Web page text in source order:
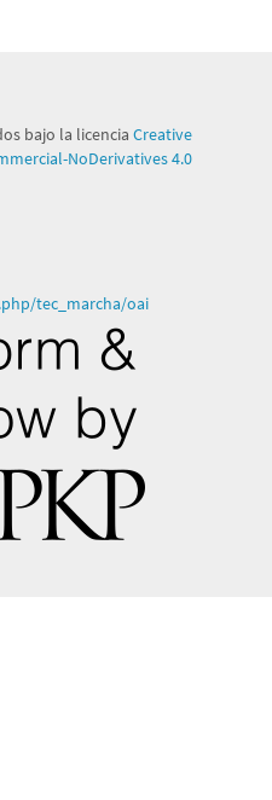
bajo la licencia Creative
NoDerivatives 4.0
tec_marcha/oai